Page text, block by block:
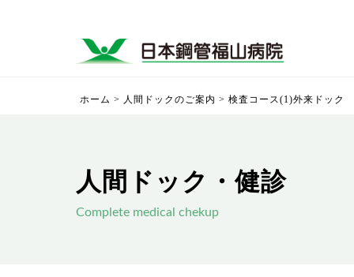
ホーム > 人間ドックのご案内 > 検査コース(1)外来ドック
人間ドック・健診
Complete medical chekup